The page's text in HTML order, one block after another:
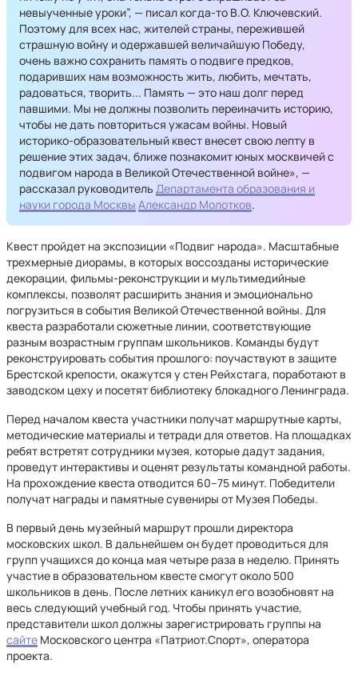
невыученные уроки”, — писал когда-то В.О. Ключевский.
Поэтому для всех нас, жителей страны, пережившей
страшную войну и одержавшей величайшую Победу,
очень важно сохранить память о подвиге предков,
подаривших нам возможность жить, любить, мечтать,
радоваться, творить... Память — это наш долг перед
павшими. Мы не должны позволить переиначить историю,
чтобы не дать повториться ужасам войны. Новый
историко-образовательный квест внесет свою лепту в
решение этих задач, ближе познакомит юных москвичей с
подвигом народа в Великой Отечественной войне», —
рассказал руководитель Департамента образования и
науки города Москвы Александр Молотков.
Квест пройдет на экспозиции «Подвиг народа». Масштабные
трехмерные диорамы, в которых воссозданы исторические
декорации, фильмы-реконструкции и мультимедийные
комплексы, позволят расширить знания и эмоционально
погрузиться в события Великой Отечественной войны. Для
квеста разработали сюжетные линии, соответствующие
разным возрастным группам школьников. Команды будут
реконструировать события прошлого: поучаствуют в защите
Брестской крепости, окажутся у стен Рейхстага, поработают в
заводском цеху и посетят библиотеку блокадного Ленинграда.
Перед началом квеста участники получат маршрутные карты,
методические материалы и тетради для ответов. На площадках
ребят встретят сотрудники музея, которые дадут задания,
проведут интерактивы и оценят результаты командной работы.
На прохождение квеста отводится 60–75 минут. Победители
получат награды и памятные сувениры от Музея Победы.
В первый день музейный маршрут прошли директора
московских школ. В дальнейшем он будет проводиться для
групп учащихся до конца мая четыре раза в неделю. Принять
участие в образовательном квесте смогут около 500
школьников в день. После летних каникул его возобновят на
весь следующий учебный год. Чтобы принять участие,
представители школ должны зарегистрировать группы на
сайте Московского центра «Патриот.Спорт», оператора
проекта.